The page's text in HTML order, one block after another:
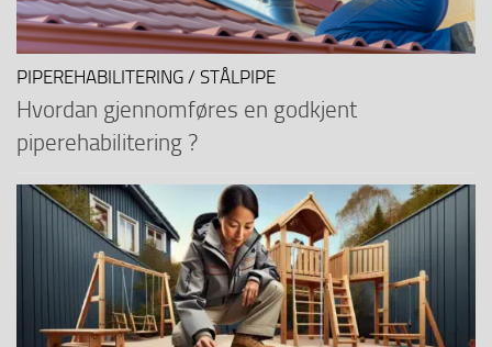
PIPEREHABILITERING / STÅLPIPE
Hvordan gjennomføres en godkjent
piperehabilitering ?